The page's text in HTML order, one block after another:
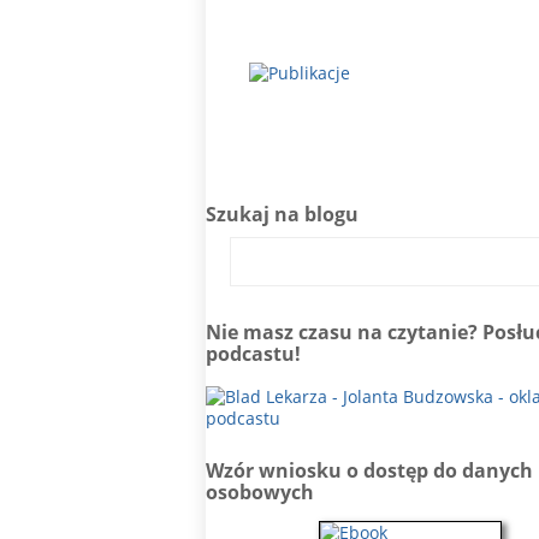
Szukaj na blogu
Nie masz czasu na czytanie?
podcastu!
Wzór wniosku o dostęp do danych
osobowych